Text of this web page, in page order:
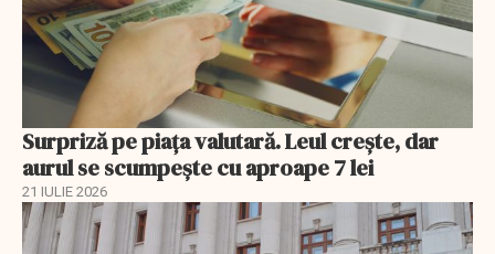
Surpriză pe piața valutară. Leul crește, dar
aurul se scumpește cu aproape 7 lei
21 IULIE 2026